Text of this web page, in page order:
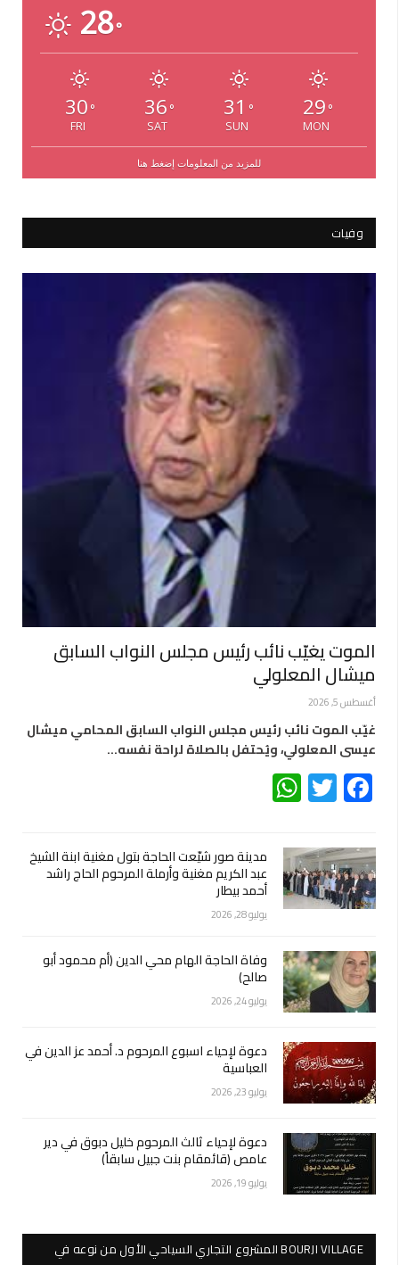
28°
30 °
FRI
36 °
SAT
31 °
SUN
29 °
MON
للمزيد من المعلومات إضغط هنا
وفيات
الموت يغيّب نائب رئيس مجلس النواب السابق
ميشال المعلولي
أغسطس 5, 2026
غيّب الموت نائب رئيس مجلس النواب السابق المحامي ميشال
عيسى المعلولي، ويُحتفل بالصلاة لراحة نفسه…
Facebook
Twitter
مدينة صور شيّعت الحاجة بتول مغنية ابنة الشيخ
عبد الكريم مغنية وأرملة المرحوم الحاج راشد
أحمد بيطار
يوليو 28, 2026
وفاة الحاجة الهام محي الدين (أم محمود أبو
صالح)
يوليو 24, 2026
دعوة لإحياء اسبوع المرحوم د. أحمد عز الدين في
العباسية
يوليو 23, 2026
دعوة لإحياء ثالث المرحوم خليل دبوق في دير
عامص (قائمقام بنت جبيل سابقاً)
يوليو 19, 2026
BOURJI VILLAGE المشروع التجاري السياحي الأول من نوعه في